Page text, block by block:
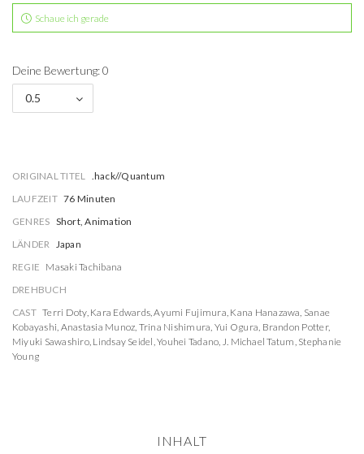
Schaue ich gerade
Deine Bewertung: 0
0.5
ORIGINAL TITEL .hack//Quantum
LAUFZEIT 76 Minuten
GENRES Short, Animation
LÄNDER Japan
REGIE Masaki Tachibana
DREHBUCH
CAST Terri Doty, Kara Edwards,Ayumi Fujimura, Kana Hanazawa, Sanae
Kobayashi, Anastasia Munoz, Trina Nishimura, Yui Ogura, Brandon Potter,
Miyuki Sawashiro, Lindsay Seidel,Youhei Tadano, J. Michael Tatum, Stephanie
Young
INHALT